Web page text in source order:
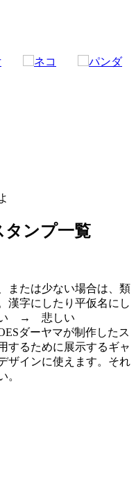
タンプ一覧
または少ない場合は、類
漢字にしたり平仮名にし
い → 悲しい
ダーヤマが制作したス
するために展示するギャ
ザインに使えます。それ
。